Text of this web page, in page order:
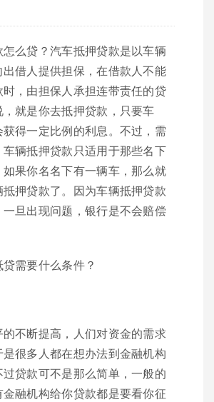
么贷？汽车抵押贷款是以车辆
借人提供担保，在借款人不能
，由担保人承担连带责任的贷
就是你去抵押贷款，只要车
得一定比例的利息。不过，需
辆抵押贷款只适用于那些名下
果你名名下有一辆车，那么就
押贷款了。因为车辆抵押贷款
旦出现问题，银行是不会赔偿
需要什么条件？
不断提高，人们对资金的需求
很多人都在想办法到金融机构
贷款可不是那么简单，一般的
融机构给你贷款都是要看你征